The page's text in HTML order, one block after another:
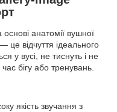
анатомії вушної
відчуття ідеального
у вусі, не тиснуть і не
бігу або тренувань.
якість звучання з